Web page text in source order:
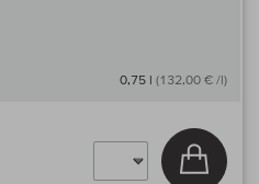
0,75 l (132,00 € /l)
In